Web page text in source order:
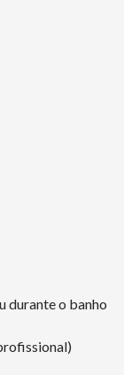
durante o banho